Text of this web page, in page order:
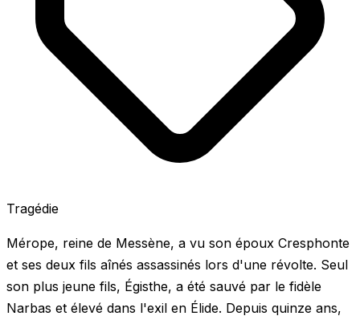
Tragédie
Mérope, reine de Messène, a vu son époux Cresphonte
et ses deux fils aînés assassinés lors d'une révolte. Seul
son plus jeune fils, Égisthe, a été sauvé par le fidèle
Narbas et élevé dans l'exil en Élide. Depuis quinze ans,